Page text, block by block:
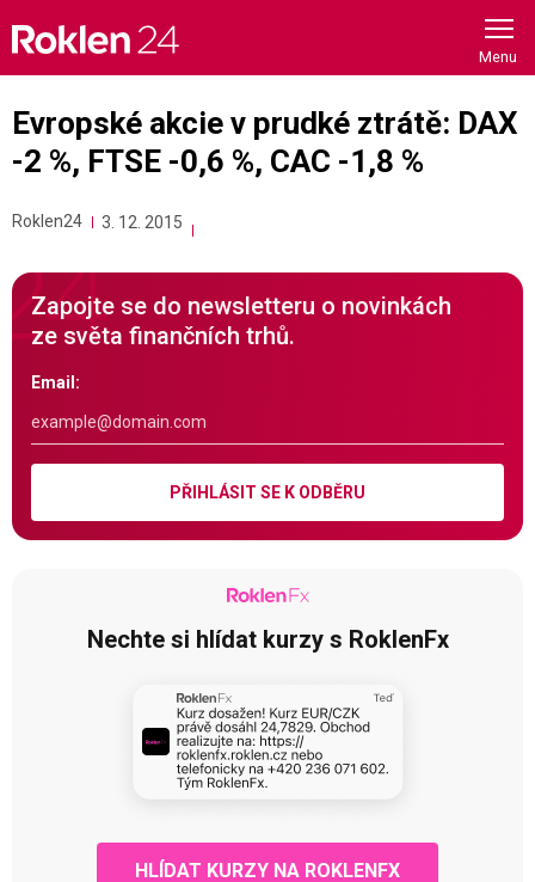
content
Evropské akcie v prudké ztrátě: DAX
-2 %, FTSE -0,6 %, CAC -1,8 %
Roklen24 3. 12. 2015
Zapojte se do newsletteru o novinkách
ze světa finančních trhů.
Email:
PŘIHLÁSIT SE K ODBĚRU
Nechte si hlídat kurzy s RoklenFx
HLÍDAT KURZY NA ROKLENFX